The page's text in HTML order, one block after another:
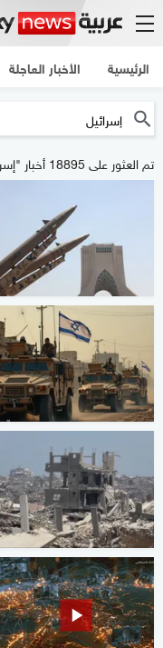
الرئيسية الأخبار العاجلة
تم العثور على 18895 أخبار "إسرائيل"